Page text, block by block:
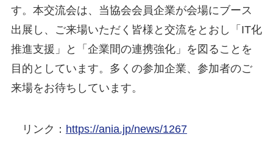
す。本交流会は、当協会会員企業が会場にブース
出展し、ご来場いただく皆様と交流をとおし「IT化
推進支援」と「企業間の連携強化」を図ることを
目的としています。多くの参加企業、参加者のご
来場をお待ちしています。
リンク： https://ania.jp/news/1267